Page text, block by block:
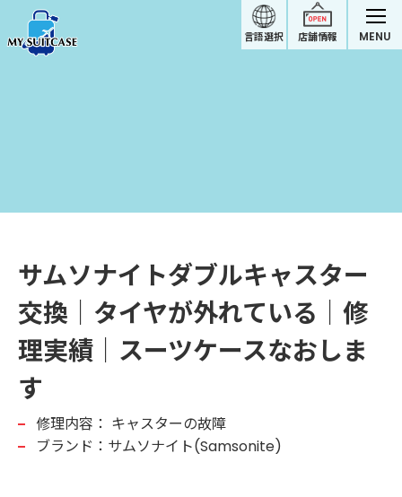
店舗情報
言語選択 MENU
サムソナイトダブルキャスター
交換｜タイヤが外れている｜修
理実績｜スーツケースなおしま
す
修理内容： キャスターの故障
ブランド：サムソナイト(Samsonite)